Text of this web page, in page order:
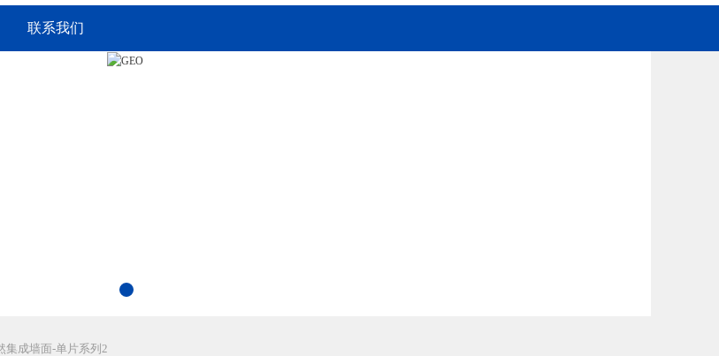
联系我们
集成墙面-单片系列2